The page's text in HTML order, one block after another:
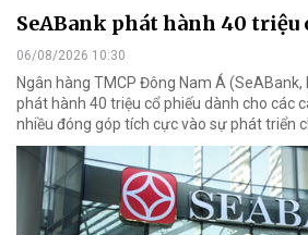
SeABank phát hành 40 triệu
06/08/2026 10:30
Ngân hàng TMCP Đông Nam Á (SeABank,
phát hành 40 triệu cổ phiếu dành cho các
nhiều đóng góp tích cực vào sự phát triển